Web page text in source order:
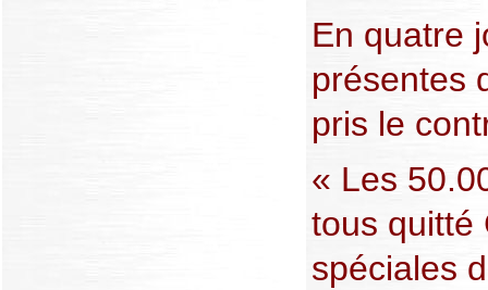
En quatre
présentes
pris le
« Les
tous quitté
spéciales